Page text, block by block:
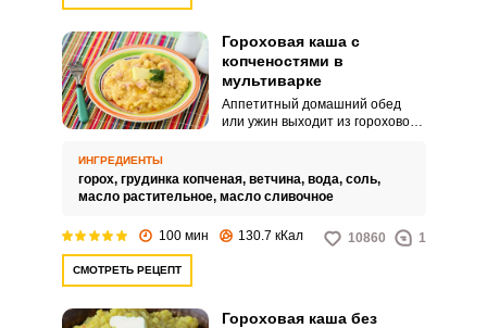
Гороховая каша с
копченостями в
мультиварке
Аппетитный домашний обед
или ужин выходит из гороховой
оригинальный рецепт
приготовления в мультиварке.
ИНГРЕДИЕНТЫ
горох, грудинка копченая, ветчина, вода, соль,
масло растительное, масло сливочное
100 мин 130.7 кКал 10860 1
СМОТРЕТЬ РЕЦЕПТ
Гороховая каша без